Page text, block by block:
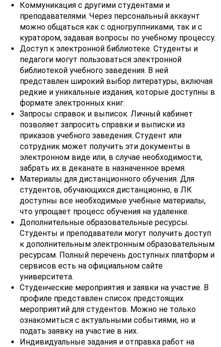
Коммуникация с другими студентами и
преподавателями. Через персональный аккаунт
можно общаться как с одногруппниками, так и с
куратором, задавая вопросы по учебному процессу.
Доступ к электронной библиотеке. Студенты и
педагоги могут пользоваться электронной
библиотекой учебного заведения. В ней
представлен широкий выбор литературы, включая
редкие и уникальные издания, которые доступны в
формате электронных книг.
Запросы справок и выписок. Личный кабинет
позволяет запросить справки и выписки из
приказов учебного заведения. Студент или
сотрудник может получить эти документы в
электронном виде или, в случае необходимости,
забрать их в деканате в назначенное время.
Материалы для дистанционного обучения. Для
студентов, обучающихся дистанционно, в ЛК
доступны все необходимые учебные материалы,
что упрощает процесс обучения на удаленке.
Дополнительные образовательные ресурсы.
Студенты и преподаватели могут получить доступ
к дополнительным электронным образовательным
ресурсам. Полный перечень доступных платформ и
сервисов есть на официальном сайте
университета.
Студенческие мероприятия и заявки на участие. В
профиле представлен список предстоящих
мероприятий для студентов. Можно не только
ознакомиться с актуальными событиями, но и
подать заявку на участие в них.
Индивидуальные задания и отправка работ на